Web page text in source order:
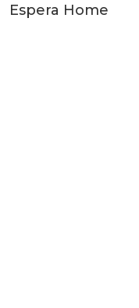
Espera Home